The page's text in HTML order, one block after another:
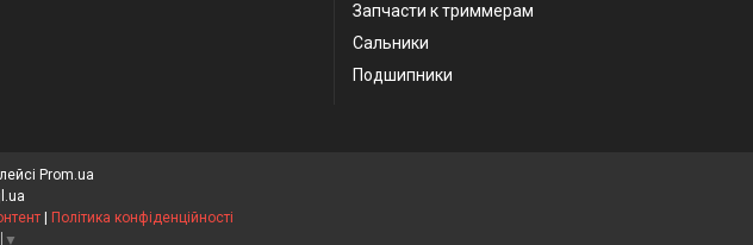
Запчасти к триммерам
Сальники
Подшипники
Prom.ua
Політика конфіденційності
▼